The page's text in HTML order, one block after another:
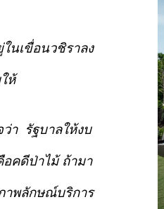
นเขื่อนวชิราลง
ห้
า รัฐบาลให้งบ
คดีป่าไม้ ถ้ามา
าพลักษณ์บริการ